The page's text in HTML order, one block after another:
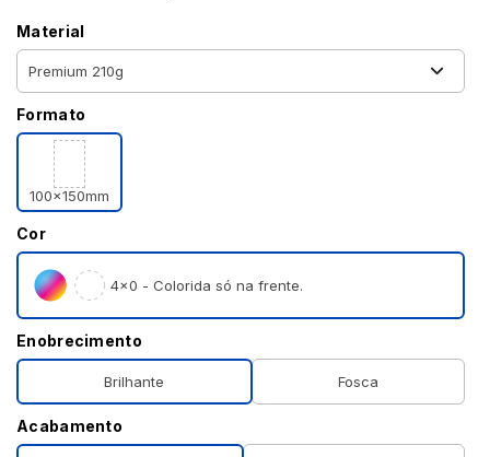
Material
Formato
100x150mm
Cor
4×0 - Colorida só na frente.
Enobrecimento
Brilhante Fosca
Acabamento